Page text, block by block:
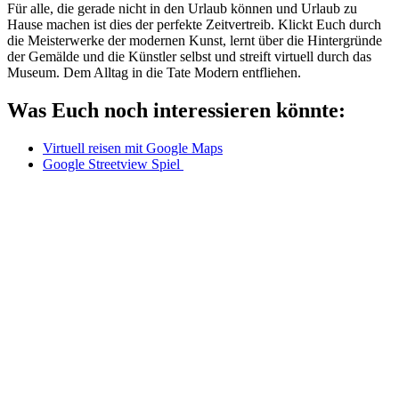
Für alle, die gerade nicht in den Urlaub können und Urlaub zu
Hause machen ist dies der perfekte Zeitvertreib. Klickt Euch durch
die Meisterwerke der modernen Kunst, lernt über die Hintergründe
der Gemälde und die Künstler selbst und streift virtuell durch das
Museum. Dem Alltag in die Tate Modern entfliehen.
Was Euch noch interessieren könnte:
Virtuell reisen mit Google Maps
Google Streetview Spiel